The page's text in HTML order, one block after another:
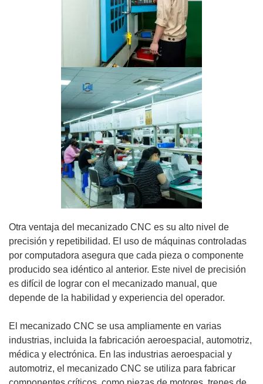
Otra ventaja del mecanizado CNC es su alto nivel de
precisión y repetibilidad. El uso de máquinas controladas
por computadora asegura que cada pieza o componente
producido sea idéntico al anterior. Este nivel de precisión
es difícil de lograr con el mecanizado manual, que
depende de la habilidad y experiencia del operador.
El mecanizado CNC se usa ampliamente en varias
industrias, incluida la fabricación aeroespacial, automotriz,
médica y electrónica. En las industrias aeroespacial y
automotriz, el mecanizado CNC se utiliza para fabricar